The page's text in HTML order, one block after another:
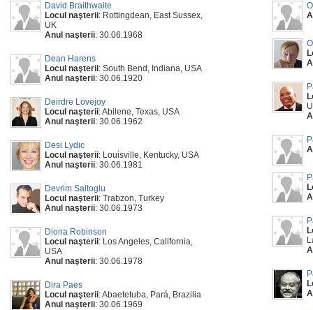
David Braithwaite
Locul naşterii: Rottingdean, East Sussex,
UK
Anul naşterii: 30.06.1968
Dean Harens
Locul naşterii: South Bend, Indiana, USA
Anul naşterii: 30.06.1920
Deirdre Lovejoy
Locul naşterii: Abilene, Texas, USA
Anul naşterii: 30.06.1962
Desi Lydic
Locul naşterii: Louisville, Kentucky, USA
Anul naşterii: 30.06.1981
Devrim Saltoglu
Locul naşterii: Trabzon, Turkey
Anul naşterii: 30.06.1973
Diona Robinson
Locul naşterii: Los Angeles, California,
USA
Anul naşterii: 30.06.1978
Dira Paes
Locul naşterii: Abaetetuba, Pará, Brazilia
Anul naşterii: 30.06.1969